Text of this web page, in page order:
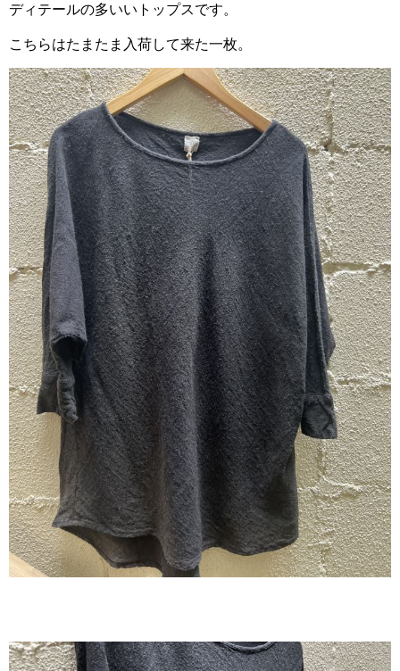
ディテールの多いいトップスです。
こちらはたまたま入荷して来た一枚。